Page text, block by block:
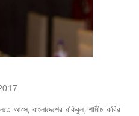
আসে, বাংলাদেশের রকিবুল, শামীম কবির